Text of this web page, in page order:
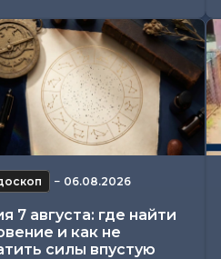
− 06.08.2026
7 августа: где найти
и как не
силы впустую